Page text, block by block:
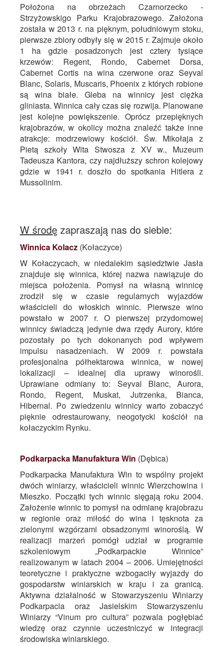
Położona na obrzeżach Czarnorzecko -
Strzyżowskigo Parku Krajobrazowego. Założona
została w 2013 r. na pięknym, południowym stoku,
pierwsze zbiory odbyły się w 2015 r. Zajmuje około
1 ha gdzie posadzonych jest cztery tysiące
krzewów: Regent, Rondo, Cabernet Dorsa,
Cabernet Cortis na wina czerwone oraz Seyval
Blanc, Solaris, Muscaris, Phoenix z których robione
są wina białe. Gleba na winnicy jest ciężka
gliniasta. Winnica cały czas się rozwija. Planowane
jest kolejne powiększenie. Oprócz przepięknych
krajobrazów, w okolicy można znaleźć także inne
atrakcje: modrzewiowy kościół. Św. Mikołaja z
Pietą szkoły Wita Stwosza z XV w., Muzeum
Tadeusza Kantora, czy najdłuższy schron kolejowy
gdzie w 1941 r. doszło do spotkania Hitlera z
Mussolinim.
W środęzapraszają nas do siebie:
Winnica Kolacz(Kołaczyce)
W Kołaczycach, w niedalekim sąsiedztwie Jasła
znajduje się winnica, której nazwa nawiązuje do
miejsca położenia. Pomysł na własną winnicę
zrodził się w czasie regularnych wyjazdów
właścicieli do włoskich winnic. Pierwsze wino
powstało w 2007 r. O pierwszej przydomowej
winnicy świadczą jedynie dwa rzędy Aurory, które
pozostały po tych dokonanych pod wpływem
impulsu nasadzeniach. W 2009 r. powstała
profesjonalna półhektarowa winnica, w nowej
lokalizacji – idealnej dla uprawy winorośli.
Uprawiane odmiany to: Seyval Blanc, Aurora,
Rondo, Regent, Muskat, Jutrzenka, Bianca,
Hibernal. Po zwiedzeniu winnicy warto zobaczyć
pięknie odrestaurowany, neogotycki kościół na
kołaczyckim Rynku.
Podkarpacka Manufaktura Win (Dębica)
Podkarpacka Manufaktura Win to wspólny projekt
dwóch winiarzy, właścicieli winnic Wierzchowina i
Mieszko. Początki tych winnic sięgają roku 2004.
Założenie winnic to pomysł na odmianę krajobrazu
w regionie oraz miłość do wina i tęsknota za
zielonymi wzgórzami obsadzonymi winoroślą. W
realizacji marzeń pomógł udział w programie
szkoleniowym „Podkarpackie Winnice”
realizowanym w latach 2004 – 2006. Umiejętności
teoretyczne i praktyczne wzbogaciły wyjazdy do
gospodarstw winiarskich w kraju i za granicą.
Aktywna działalność w Stowarzyszeniu Winiarzy
Podkarpacia oraz Jasielskim Stowarzyszeniu
Winiarzy “Vinum pro cultura” pozwala pogłębiać
wiedzę oraz czynnie uczestniczyć w integracji
środowiska winiarskiego.